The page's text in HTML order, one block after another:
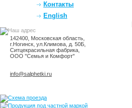
Контакты
English
142400, Московская область,
г.Ногинск, ул.Климова, д. 50Б,
Ситцекрасильная фабрика,
ООО "Семья и Комфорт"
info@salphetki.ru